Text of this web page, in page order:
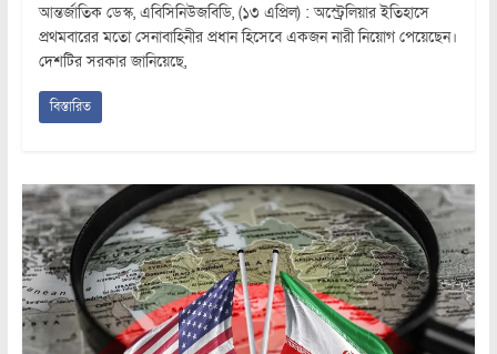
আন্তর্জাতিক ডেস্ক, এবিসিনিউজবিডি, (১৩ এপ্রিল) : অস্ট্রেলিয়ার ইতিহাসে
প্রথমবারের মতো সেনাবাহিনীর প্রধান হিসেবে একজন নারী নিয়োগ পেয়েছেন।
দেশটির সরকার জানিয়েছে,
বিস্তারিত